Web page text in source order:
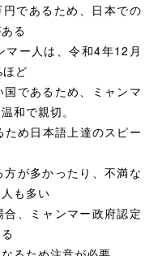
であるため、日本での
る
ー人は、令和4年12月
ど
であるため、ミャンマ
和で親切。
め日本語上達のスピー
が多かったり、不満な
も多い
、ミャンマー政府認定